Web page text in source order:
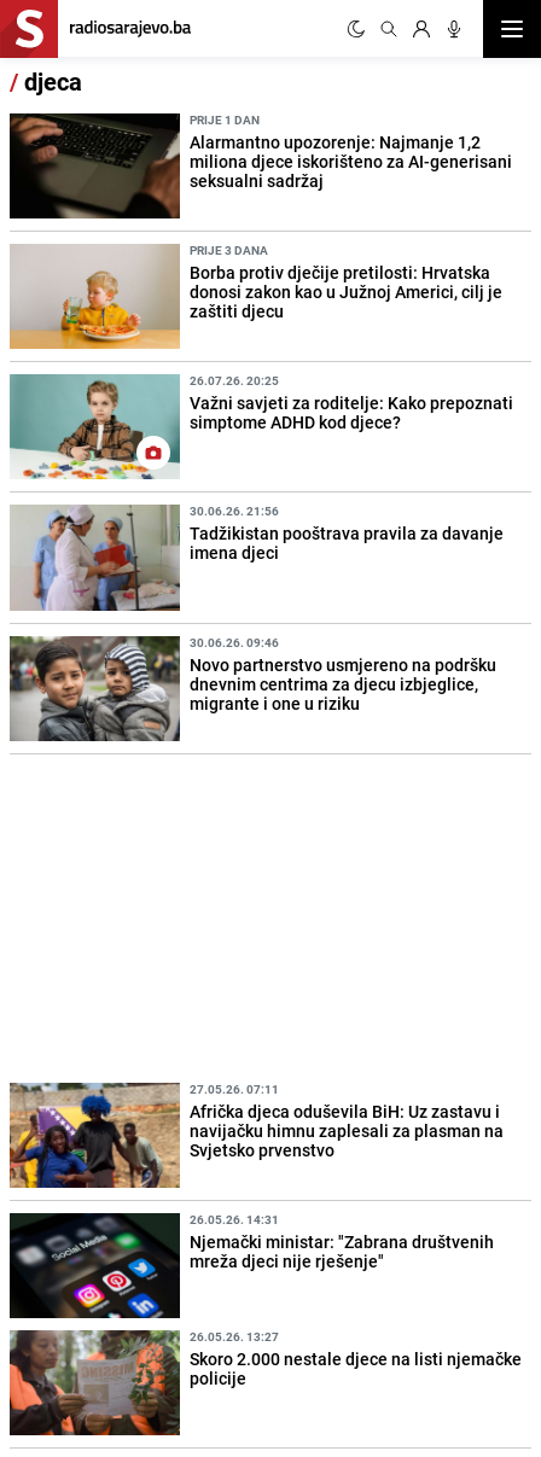
/djeca
PRIJE 1 DAN
Alarmantno upozorenje: Najmanje 1,2
miliona djece iskorišteno za AI-generisani
seksualni sadržaj
PRIJE 3 DANA
Borba protiv dječije pretilosti: Hrvatska
donosi zakon kao u Južnoj Americi, cilj je
zaštiti djecu
26.07.26. 20:25
Važni savjeti za roditelje: Kako prepoznati
simptome ADHD kod djece?
30.06.26. 21:56
Tadžikistan pooštrava pravila za davanje
imena djeci
30.06.26. 09:46
Novo partnerstvo usmjereno na podršku
dnevnim centrima za djecu izbjeglice,
migrante i one u riziku
27.05.26. 07:11
Afrička djeca oduševila BiH: Uz zastavu i
navijačku himnu zaplesali za plasman na
Svjetsko prvenstvo
26.05.26. 14:31
Njemački ministar: "Zabrana društvenih
mreža djeci nije rješenje"
26.05.26. 13:27
Skoro 2.000 nestale djece na listi njemačke
policije